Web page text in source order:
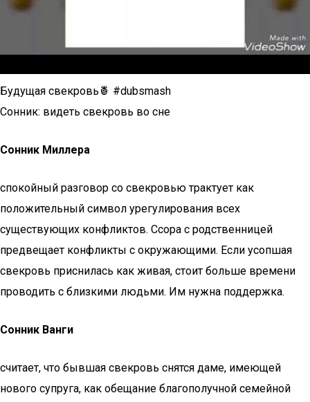
Будущая свекровь🍍 #dubsmash
Сонник: видеть свекровь во сне
Сонник Миллера
спокойный разговор со свекровью трактует как
положительный символ урегулирования всех
существующих конфликтов. Ссора с родственницей
предвещает конфликты с окружающими. Если усопшая
свекровь приснилась как живая, стоит больше времени
проводить с близкими людьми. Им нужна поддержка.
Сонник Ванги
считает, что бывшая свекровь снятся даме, имеющей
нового супруга, как обещание благополучной семейной